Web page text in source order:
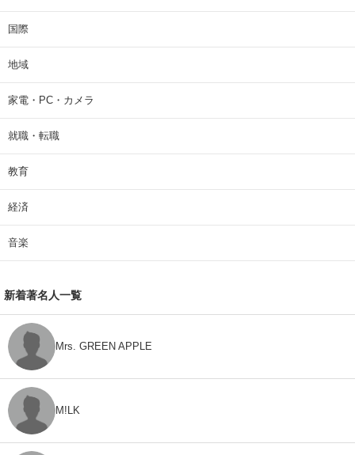
国際
地域
家電・PC・カメラ
就職・転職
教育
経済
音楽
新着著名人一覧
Mrs. GREEN APPLE
M!LK